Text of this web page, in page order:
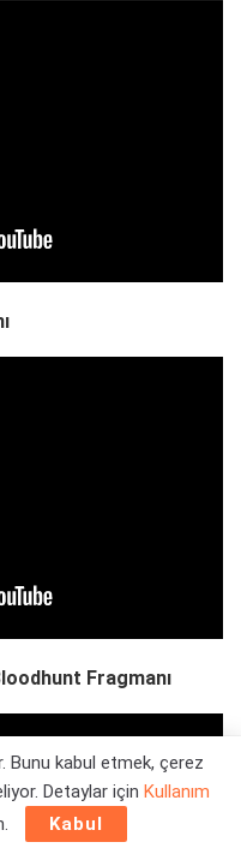
Fragmanı
Bunu kabul etmek, çerez
Detaylar için Kullanım
Kabul